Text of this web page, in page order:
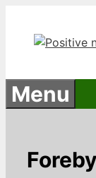
indhold
Menu